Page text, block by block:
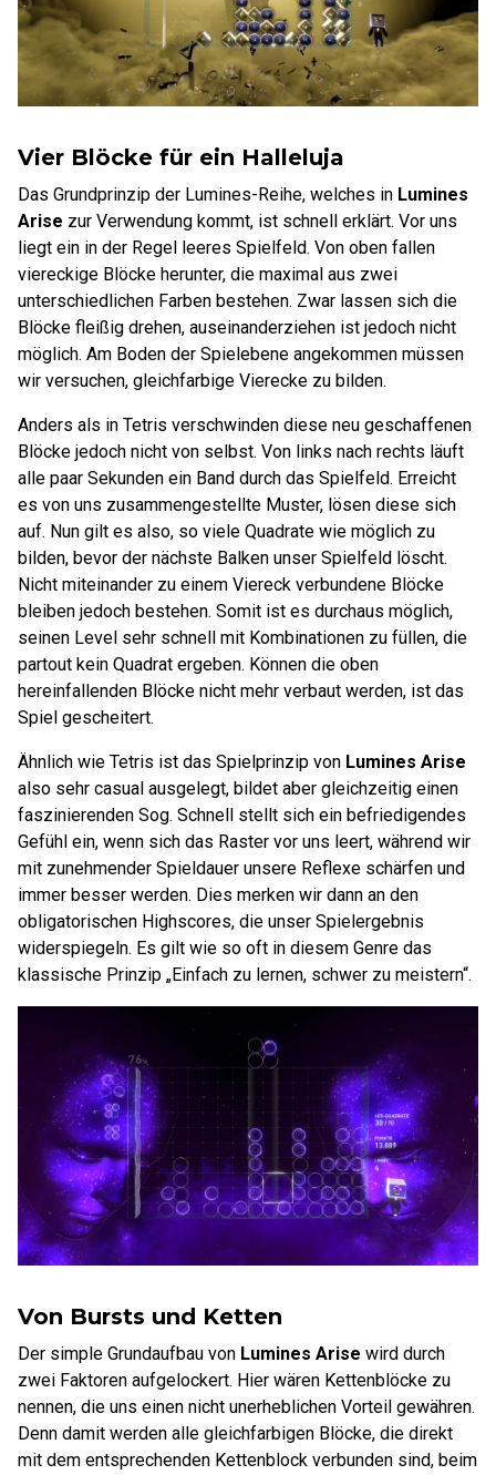
Vier Blöcke für ein Halleluja
Das Grundprinzip der Lumines-Reihe, welches in Lumines
Arise zur Verwendung kommt, ist schnell erklärt. Vor uns
liegt ein in der Regel leeres Spielfeld. Von oben fallen
viereckige Blöcke herunter, die maximal aus zwei
unterschiedlichen Farben bestehen. Zwar lassen sich die
Blöcke fleißig drehen, auseinanderziehen ist jedoch nicht
möglich. Am Boden der Spielebene angekommen müssen
wir versuchen, gleichfarbige Vierecke zu bilden.
Anders als in Tetris verschwinden diese neu geschaffenen
Blöcke jedoch nicht von selbst. Von links nach rechts läuft
alle paar Sekunden ein Band durch das Spielfeld. Erreicht
es von uns zusammengestellte Muster, lösen diese sich
auf. Nun gilt es also, so viele Quadrate wie möglich zu
bilden, bevor der nächste Balken unser Spielfeld löscht.
Nicht miteinander zu einem Viereck verbundene Blöcke
bleiben jedoch bestehen. Somit ist es durchaus möglich,
seinen Level sehr schnell mit Kombinationen zu füllen, die
partout kein Quadrat ergeben. Können die oben
hereinfallenden Blöcke nicht mehr verbaut werden, ist das
Spiel gescheitert.
Ähnlich wie Tetris ist das Spielprinzip von Lumines Arise
also sehr casual ausgelegt, bildet aber gleichzeitig einen
faszinierenden Sog. Schnell stellt sich ein befriedigendes
Gefühl ein, wenn sich das Raster vor uns leert, während wir
mit zunehmender Spieldauer unsere Reflexe schärfen und
immer besser werden. Dies merken wir dann an den
obligatorischen Highscores, die unser Spielergebnis
widerspiegeln. Es gilt wie so oft in diesem Genre das
klassische Prinzip „Einfach zu lernen, schwer zu meistern“.
Von Bursts und Ketten
Der simple Grundaufbau von Lumines Arise wird durch
zwei Faktoren aufgelockert. Hier wären Kettenblöcke zu
nennen, die uns einen nicht unerheblichen Vorteil gewähren.
Denn damit werden alle gleichfarbigen Blöcke, die direkt
mit dem entsprechenden Kettenblock verbunden sind, beim